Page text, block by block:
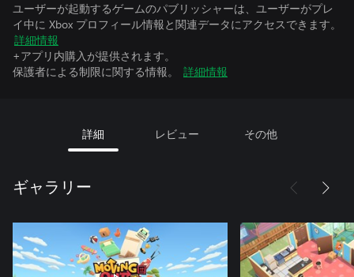
ユーザーが起動するゲームのパブリッシャーは、ユーザーがプレ
イ中に Xbox プロフィール情報と関連データにアクセスできます。
詳細情報
+アプリ内購入が提供されます。
保護者による制限に関する情報。
詳細情報
詳細 レビュー その他
ギャラリー